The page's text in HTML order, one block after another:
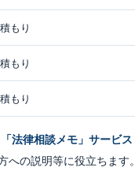
もり
もり
もり
「法律相談メモ」サービス
の説明等に役立ちます。